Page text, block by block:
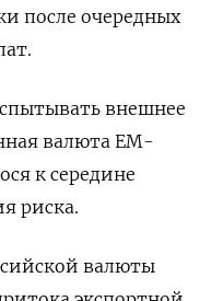
после очередных
внешнее
валюта ЕМ-
к середине
риска.
валюты